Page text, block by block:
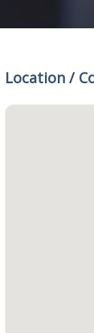
Location /